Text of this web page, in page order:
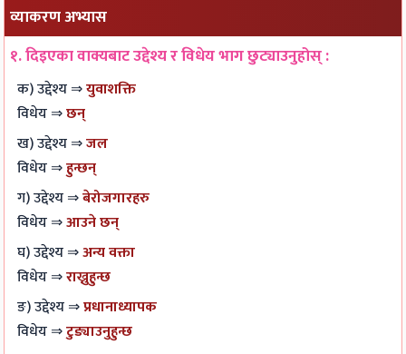
व्याकरण अभ्यास
१. दिइएका वाक्यबाट उद्देश्य र विधेय भाग छुट्याउनुहोस् :
क) उद्देश्य ⇒युवाशक्ति
विधेय ⇒छन्
ख) उद्देश्य ⇒जल
विधेय ⇒हुन्छन्
ग) उद्देश्य ⇒बेरोजगारहरु
विधेय ⇒आउने छन्
घ) उद्देश्य ⇒अन्य वक्ता
विधेय ⇒राख्नुहुन्छ
ङ) उद्देश्य ⇒प्रधानाध्यापक
विधेय ⇒टुङ्याउनुहुन्छ